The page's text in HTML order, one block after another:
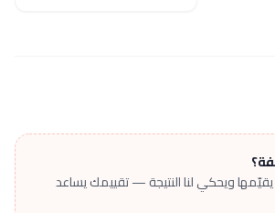
ويحكي لنا النتيجة — تقييمك يساعد